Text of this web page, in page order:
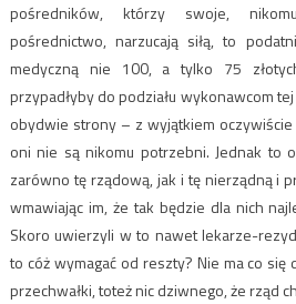
pośredników, którzy swoje,
pośrednictwo, narzucają siłą, to
medyczną nie 100, a tylko 75
przypadłyby do podziału wykonawcom
obydwie strony – z wyjątkiem
oni nie są nikomu potrzebni. Jednak to
zarówno tę rządową, jak i tę nierządną i
wmawiając im, że tak będzie dla nich
Skoro uwierzyli w to nawet lekarze-
to cóż wymagać od reszty? Nie ma co
przechwałki, toteż nic dziwnego, że rząd